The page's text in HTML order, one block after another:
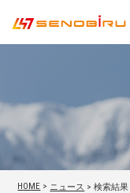
HOME > ニュース >検索結果